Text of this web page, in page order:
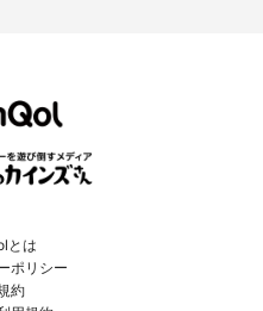
とは
ポリシー
約